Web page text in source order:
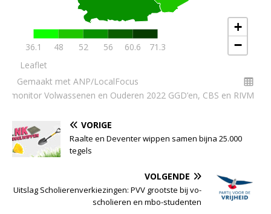
VORIGE
Raalte en Deventer wippen samen bijna 25.000
tegels
VOLGENDE
Uitslag Scholierenverkiezingen: PVV grootste bij vo-
scholieren en mbo-studenten